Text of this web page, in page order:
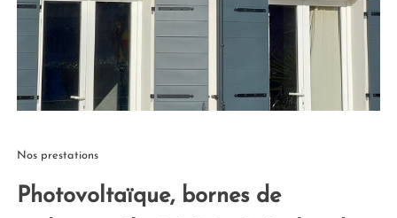
Nos prestations
Photovoltaïque, bornes de